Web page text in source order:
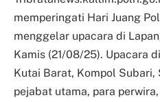
memperingati Hari Juang
menggelar upacara di
Kamis (21/08/25). Upacara
Kutai Barat, Kompol Subari,
pejabat utama, para